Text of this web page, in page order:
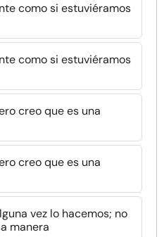
como si estuviéramos
como si estuviéramos
creo que es una
creo que es una
vez lo hacemos; no
manera